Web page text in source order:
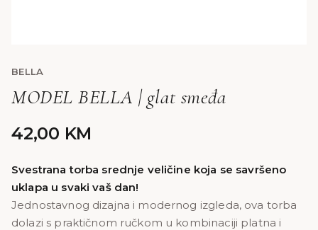
BELLA
MODEL BELLA | glat smeđa
42,00 KM
Svestrana torba srednje veličine koja se savršeno
uklapa u svaki vaš dan!
Jednostavnog dizajna i modernog izgleda, ova torba
dolazi s praktičnom ručkom u kombinaciji platna i